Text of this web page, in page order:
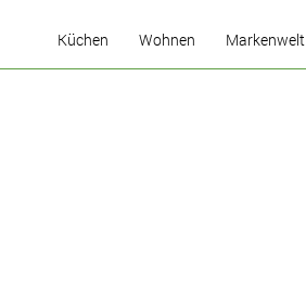
Küchen Wohnen Markenwelt